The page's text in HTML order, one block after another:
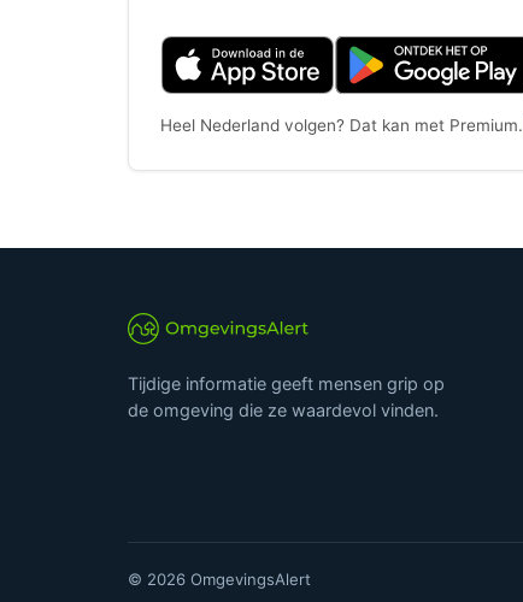
Heel Nederland volgen? Dat kan met Premium.
Tijdige informatie geeft mensen grip op
de omgeving die ze waardevol vinden.
© 2026 OmgevingsAlert